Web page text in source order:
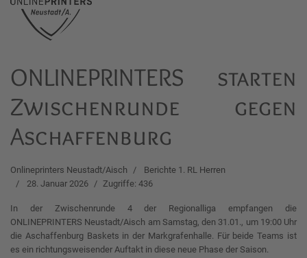
ONLINEPRINTERS starten
Zwischenrunde gegen
Aschaffenburg
Onlineprinters Neustadt/Aisch
Berichte 1. RL Herren
28. Januar 2026
Zugriffe: 436
In der Zwischenrunde 4 der Regionalliga empfangen die
ONLINEPRINTERS Neustadt/Aisch am Samstag, den 31.01., um 19:00 Uhr
die Aschaffenburg Baskets in der Markgrafenhalle. Für beide Teams ist
es ein richtungsweisender Auftakt in diese neue Phase der Saison.